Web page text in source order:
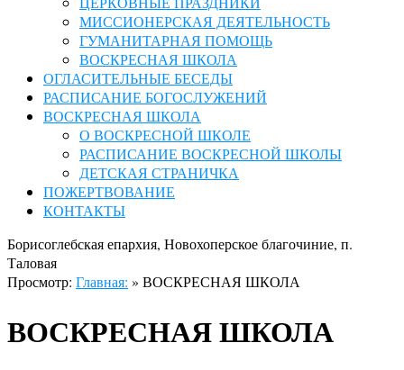
МИССИОНЕРСКАЯ ДЕЯТЕЛЬНОСТЬ
ГУМАНИТАРНАЯ ПОМОЩЬ
ВОСКРЕСНАЯ ШКОЛА
ОГЛАСИТЕЛЬНЫЕ БЕСЕДЫ
РАСПИСАНИЕ БОГОСЛУЖЕНИЙ
ВОСКРЕСНАЯ ШКОЛА
О ВОСКРЕСНОЙ ШКОЛЕ
РАСПИСАНИЕ ВОСКРЕСНОЙ ШКОЛЫ
ДЕТСКАЯ СТРАНИЧКА
ПОЖЕРТВОВАНИЕ
КОНТАКТЫ
Борисоглебская епархия, Новохоперское благочиние, п.
Таловая
Просмотр: Главная: » ВОСКРЕСНАЯ ШКОЛА
ВОСКРЕСНАЯ ШКОЛА